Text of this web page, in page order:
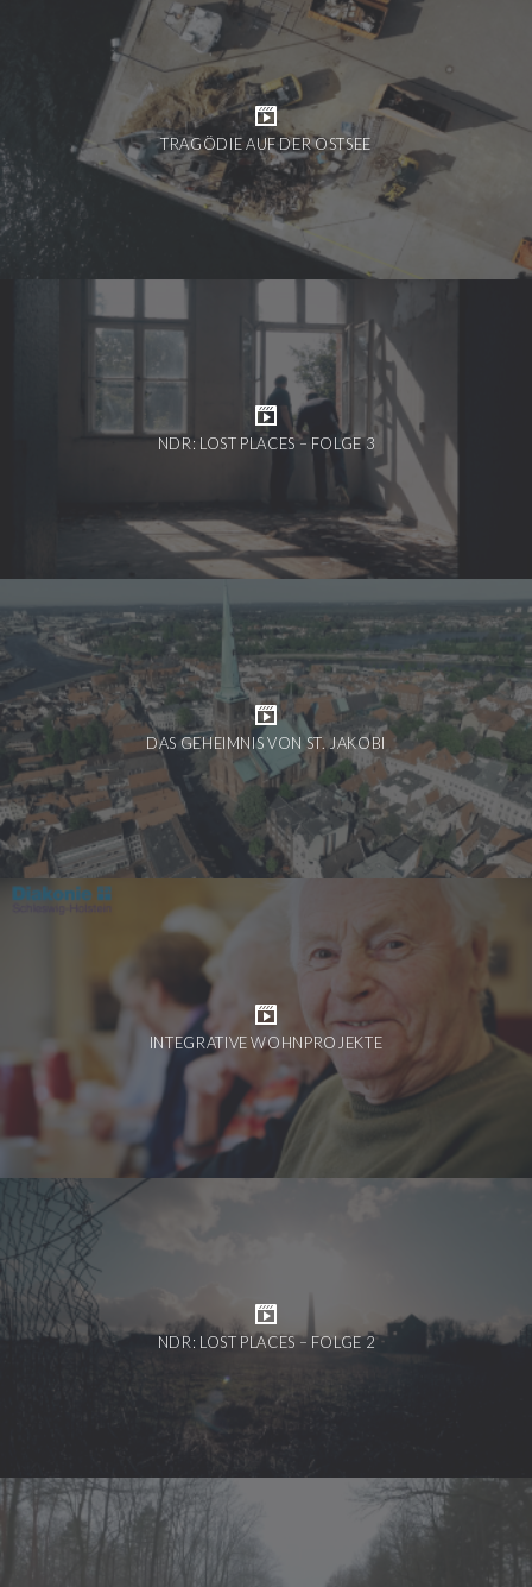
TRAGÖDIE AUF DER OSTSEE
NDR: LOST PLACES – FOLGE 3
DAS GEHEIMNIS VON ST. JAKOBI
INTEGRATIVE WOHNPROJEKTE
NDR: LOST PLACES – FOLGE 2